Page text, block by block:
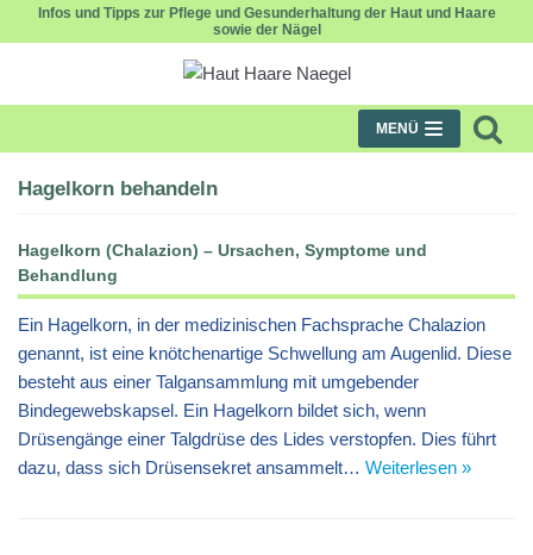
Infos und Tipps zur Pflege und Gesunderhaltung der Haut und Haare
sowie der Nägel
MENÜ
Hagelkorn behandeln
Hagelkorn (Chalazion) – Ursachen, Symptome und
Behandlung
Ein Hagelkorn, in der medizinischen Fachsprache Chalazion
genannt, ist eine knötchenartige Schwellung am Augenlid. Diese
besteht aus einer Talgansammlung mit umgebender
Bindegewebskapsel. Ein Hagelkorn bildet sich, wenn
Drüsengänge einer Talgdrüse des Lides verstopfen. Dies führt
dazu, dass sich Drüsensekret ansammelt… Weiterlesen »